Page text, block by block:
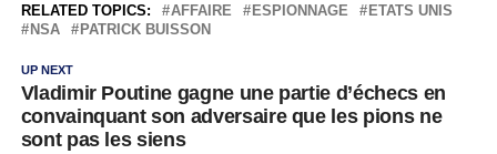
RELATED TOPICS: AFFAIRE ESPIONNAGE
ETATS UNIS
NSA
PATRICK BUISSON
UP NEXT
Vladimir Poutine gagne une partie d’échecs en
convainquant son adversaire que les pions ne
sont pas les siens